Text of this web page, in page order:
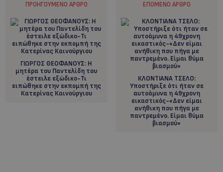
ΠΡΟΗΓΟΎΜΕΝΟ ΆΡΘΡΟ
ΓΙΩΡΓΟΣ ΘΕΟΦΑΝΟΥΣ: H
μητέρα του Παντελίδη του
έστειλε εξώδικο-Τι
ειπώθηκε στην εκπομπή της
Κατερίνας Καινούργιου
ΕΠΌΜΕΝΟ ΆΡΘΡΟ
ΚΛΟΝΤΙΑΝΑ ΤΣΕΛΟ:
Υποστήριξε ότι ήταν σε
αυτοάμυνα η 49χρονη
εικαστικός-«Δεν είμαι
ανήθικη που πήγα με
παντρεμένο. Είμαι θύμα
βιασμού»